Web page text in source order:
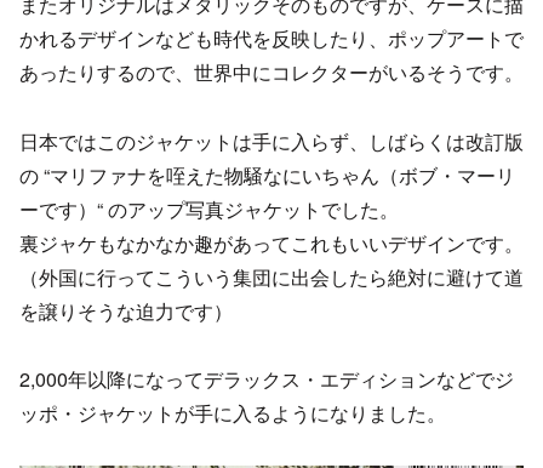
かれるデザインなども時代を反映したり、ポップアートで
あったりするので、世界中にコレクターがいるそうです。
日本ではこのジャケットは手に入らず、しばらくは改訂版
の “マリファナを咥えた物騒なにいちゃん（ボブ・マーリ
ーです）“ のアップ写真ジャケットでした。
裏ジャケもなかなか趣があってこれもいいデザインです。
（外国に行ってこういう集団に出会したら絶対に避けて道
を譲りそうな迫力です）
2,000年以降になってデラックス・エディションなどでジ
ッポ・ジャケットが手に入るようになりました。